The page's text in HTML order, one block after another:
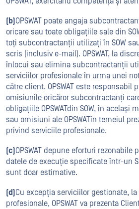
(b)OPSWAT poate angaja
oricare sau toate obligațiile sale din
toți subcontractanții utilizați în SOW
scris (inclusiv e-mail). OPSWAT, la
înlocui sau elimina subcontractanții
serviciilor profesionale în urma unei
către client. OPSWAT este responsabil
omisiunile oricăror subcontractanți
obligațiile OPSWATdin SOW, în același
sau omisiuni ale OPSWATîn temeiul
privind serviciile profesionale.
(c)OPSWAT depune eforturi rezonabile
datele de execuție specificate într-un
sunt doar estimative.
(d)Cu excepția serviciilor gestionate,
profesionale, OPSWAT va prezenta